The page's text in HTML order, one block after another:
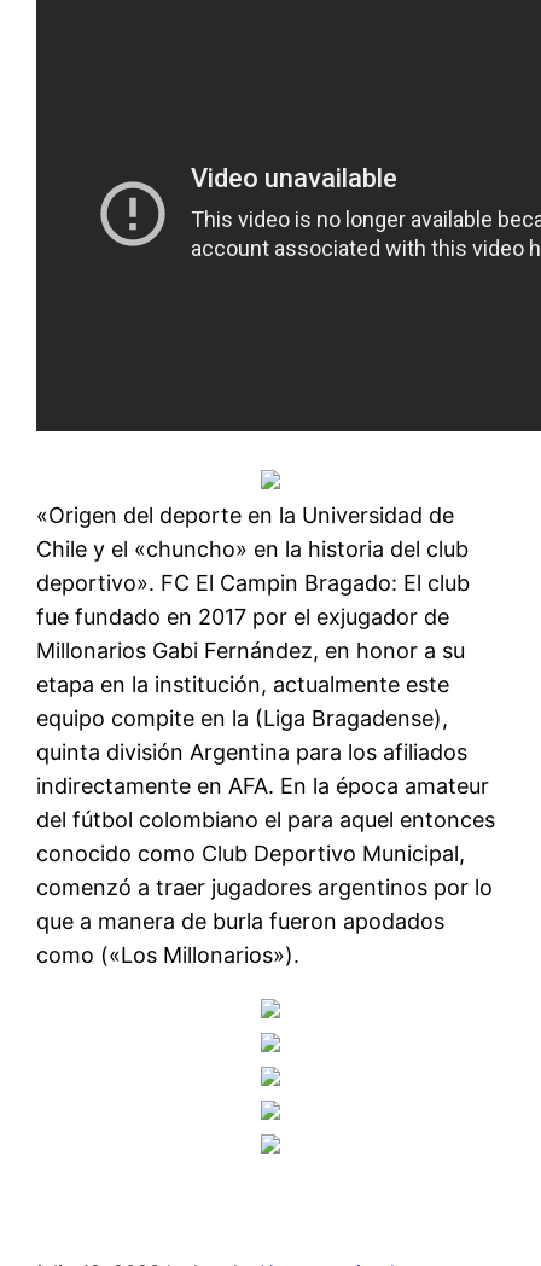
«Origen del deporte en la Universidad de
Chile y el «chuncho» en la historia del club
deportivo». FC El Campin Bragado: El club
fue fundado en 2017 por el exjugador de
Millonarios Gabi Fernández, en honor a su
etapa en la institución, actualmente este
equipo compite en la (Liga Bragadense),
quinta división Argentina para los afiliados
indirectamente en AFA. En la época amateur
del fútbol colombiano el para aquel entonces
conocido como Club Deportivo Municipal,
comenzó a traer jugadores argentinos por lo
que a manera de burla fueron apodados
como («Los Millonarios»).